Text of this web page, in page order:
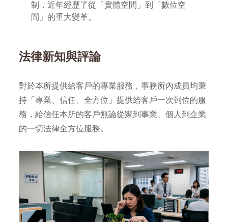
制，近年經歷了從「實體空間」到「數位空
間」的重大變革。
法律新知與評論
對於本所提供給客戶的專業服務，事務所內成員均秉
持「專業、信任、全方位」提供給客戶一次到位的服
務，給信任本所的客戶無論從家到事業、個人到企業
的一切法律全方位服務。